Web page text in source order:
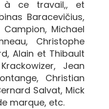
à ce travail,, et
Baracevičius,
Campion, Michael
Christophe
Alain et Thibault
Jean
Christian
Salvat, Mick
marque, etc.